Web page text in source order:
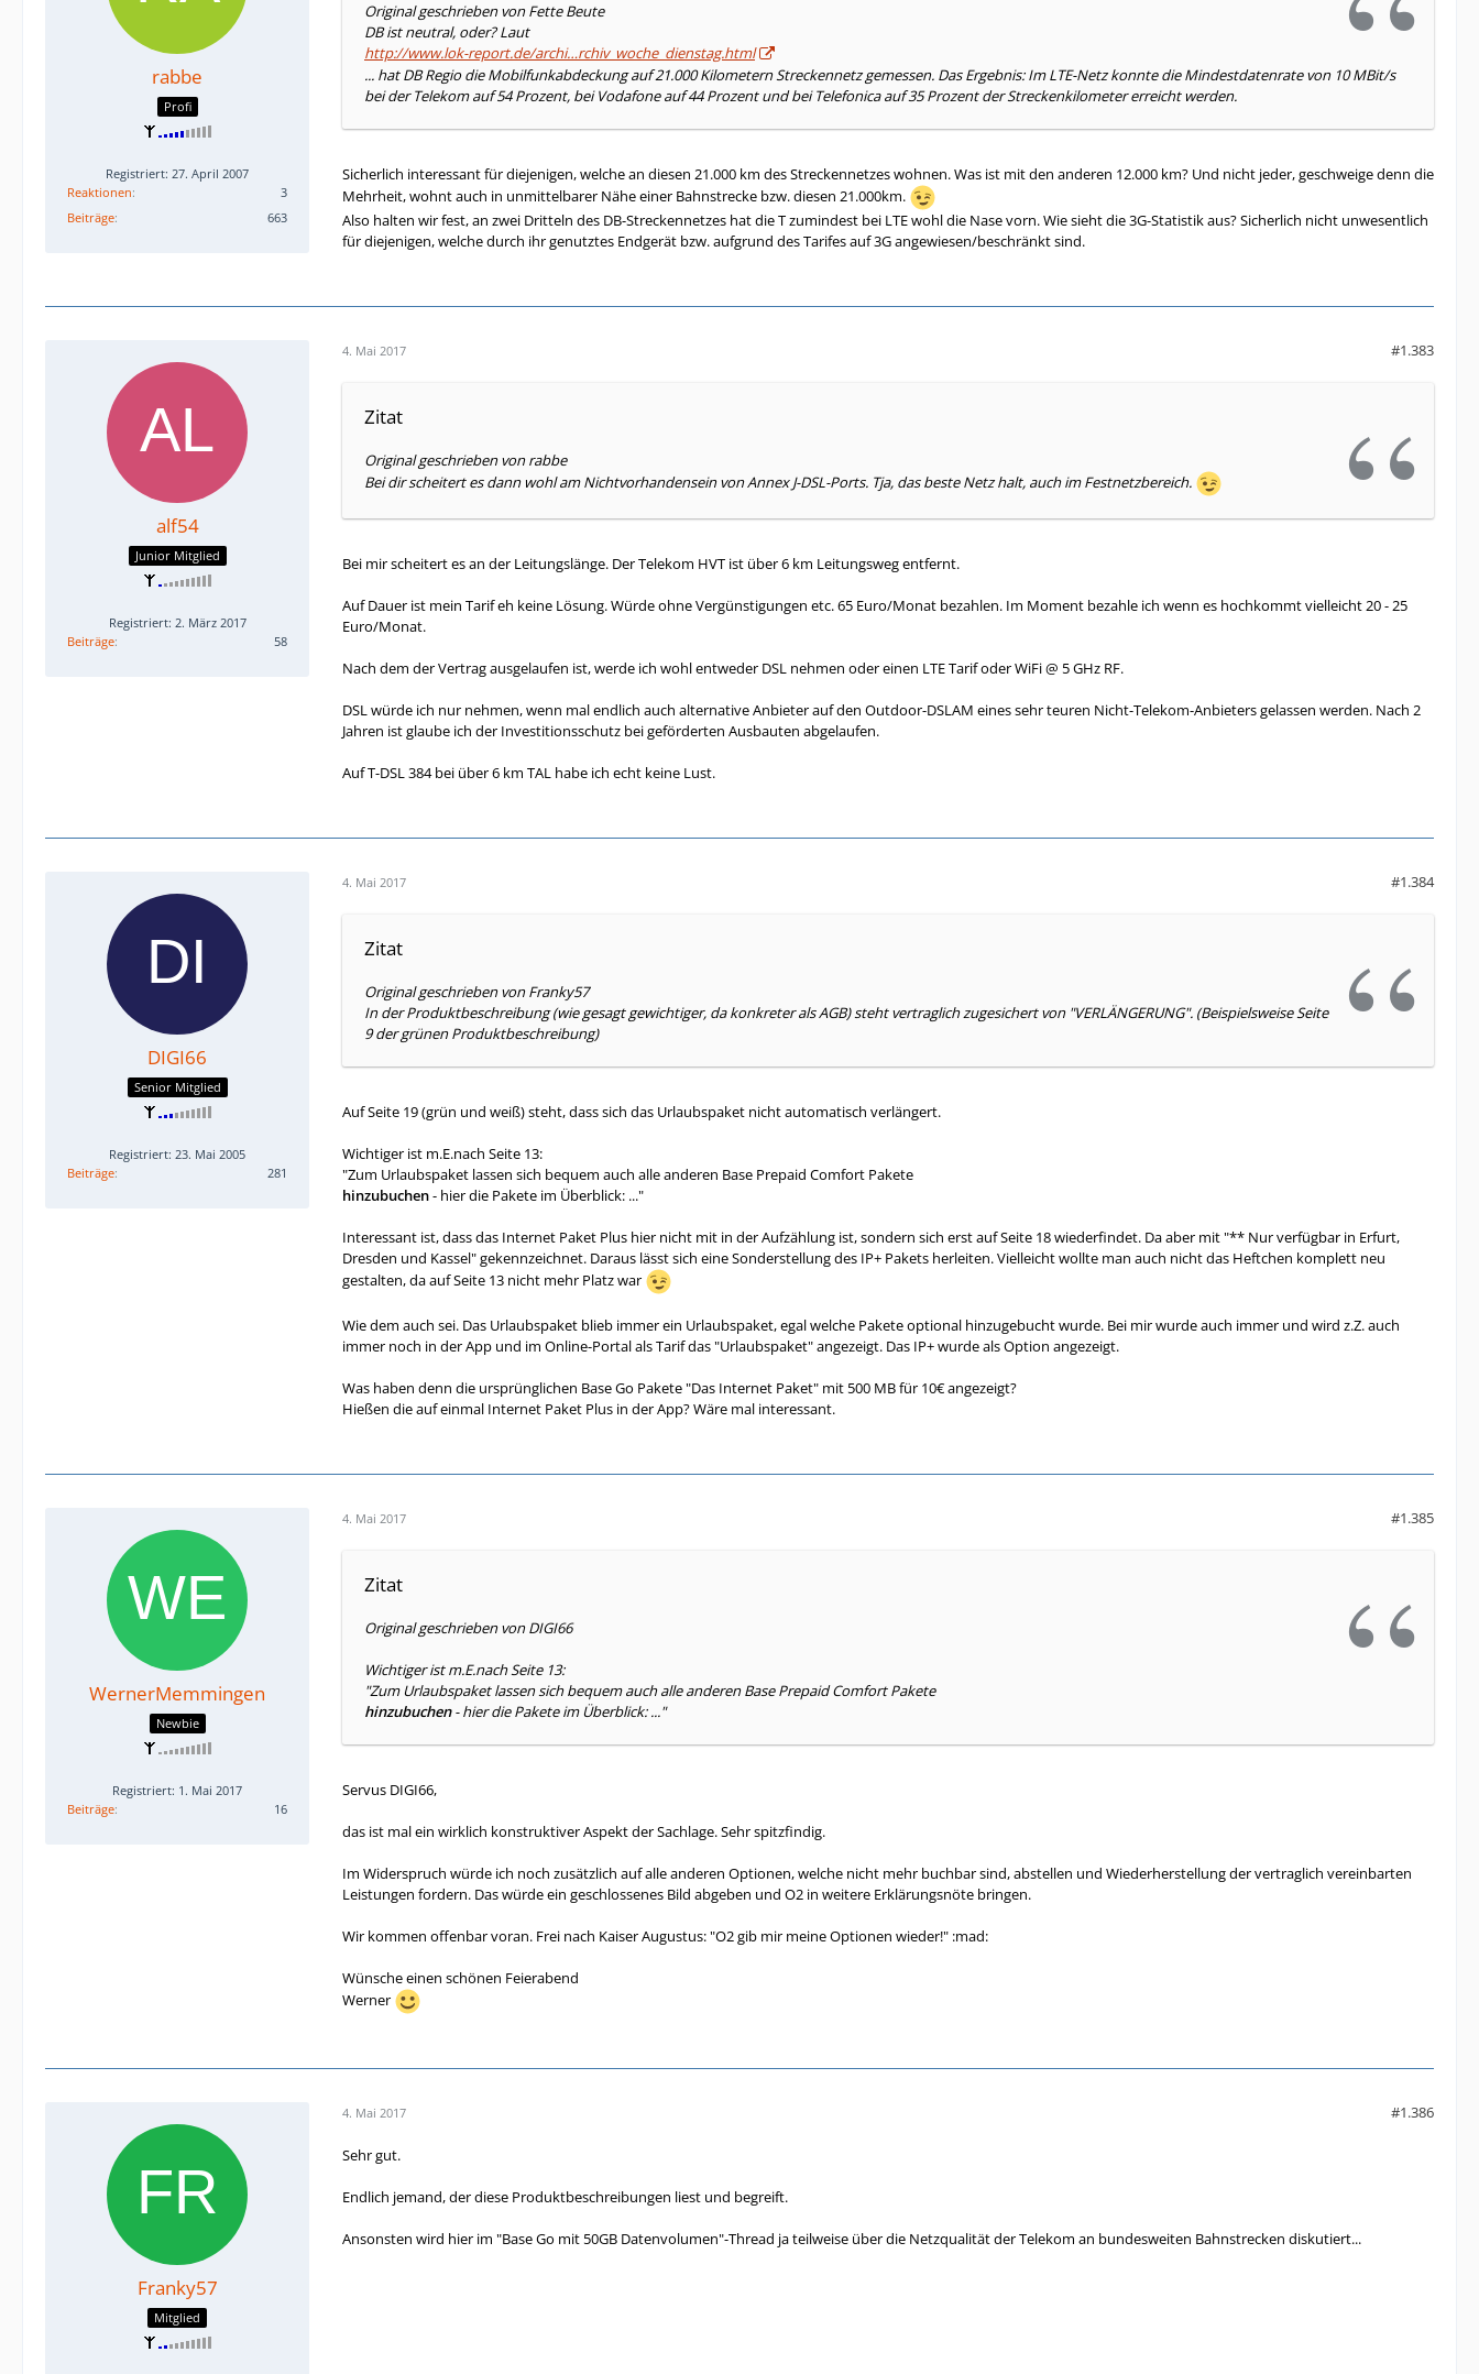
rabbe
Profi
Registriert: 27. April 2007
Reaktionen
3
Beiträge
663
Original geschrieben von Fette Beute
DB ist neutral, oder? Laut
http://www.lok-report.de/archi…rchiv_woche_dienstag.html
... hat DB Regio die Mobilfunkabdeckung auf 21.000 Kilometern Streckennetz gemessen. Das Ergebnis: Im LTE-Netz konnte die Mindestdatenrate von 10 MBit/s
bei der Telekom auf 54 Prozent, bei Vodafone auf 44 Prozent und bei Telefonica auf 35 Prozent der Streckenkilometer erreicht werden.
Sicherlich interessant für diejenigen, welche an diesen 21.000 km des Streckennetzes wohnen. Was ist mit den anderen 12.000 km? Und nicht jeder, geschweige denn die
Mehrheit, wohnt auch in unmittelbarer Nähe einer Bahnstrecke bzw. diesen 21.000km.
Also halten wir fest, an zwei Dritteln des DB-Streckennetzes hat die T zumindest bei LTE wohl die Nase vorn. Wie sieht die 3G-Statistik aus? Sicherlich nicht unwesentlich
für diejenigen, welche durch ihr genutztes Endgerät bzw. aufgrund des Tarifes auf 3G angewiesen/beschränkt sind.
alf54
Junior Mitglied
Registriert: 2. März 2017
Beiträge
58
4. Mai 2017 #1.383
Zitat
Original geschrieben von rabbe
Bei dir scheitert es dann wohl am Nichtvorhandensein von Annex J-DSL-Ports. Tja, das beste Netz halt, auch im Festnetzbereich.
Bei mir scheitert es an der Leitungslänge. Der Telekom HVT ist über 6 km Leitungsweg entfernt.
Auf Dauer ist mein Tarif eh keine Lösung. Würde ohne Vergünstigungen etc. 65 Euro/Monat bezahlen. Im Moment bezahle ich wenn es hochkommt vielleicht 20 - 25
Euro/Monat.
Nach dem der Vertrag ausgelaufen ist, werde ich wohl entweder DSL nehmen oder einen LTE Tarif oder WiFi @ 5 GHz RF.
DSL würde ich nur nehmen, wenn mal endlich auch alternative Anbieter auf den Outdoor-DSLAM eines sehr teuren Nicht-Telekom-Anbieters gelassen werden. Nach 2
Jahren ist glaube ich der Investitionsschutz bei geförderten Ausbauten abgelaufen.
Auf T-DSL 384 bei über 6 km TAL habe ich echt keine Lust.
DIGI66
Senior Mitglied
Registriert: 23. Mai 2005
Beiträge
281
4. Mai 2017 #1.384
Zitat
Original geschrieben von Franky57
In der Produktbeschreibung (wie gesagt gewichtiger, da konkreter als AGB) steht vertraglich zugesichert von "VERLÄNGERUNG". (Beispielsweise Seite
9 der grünen Produktbeschreibung)
Auf Seite 19 (grün und weiß) steht, dass sich das Urlaubspaket nicht automatisch verlängert.
Wichtiger ist m.E.nach Seite 13:
"Zum Urlaubspaket lassen sich bequem auch alle anderen Base Prepaid Comfort Pakete
hinzubuchen- hier die Pakete im Überblick: ..."
Interessant ist, dass das Internet Paket Plus hier nicht mit in der Aufzählung ist, sondern sich erst auf Seite 18 wiederfindet. Da aber mit "** Nur verfügbar in Erfurt,
Dresden und Kassel" gekennzeichnet. Daraus lässt sich eine Sonderstellung des IP+ Pakets herleiten. Vielleicht wollte man auch nicht das Heftchen komplett neu
gestalten, da auf Seite 13 nicht mehr Platz war
Wie dem auch sei. Das Urlaubspaket blieb immer ein Urlaubspaket, egal welche Pakete optional hinzugebucht wurde. Bei mir wurde auch immer und wird z.Z. auch
immer noch in der App und im Online-Portal als Tarif das "Urlaubspaket" angezeigt. Das IP+ wurde als Option angezeigt.
Was haben denn die ursprünglichen Base Go Pakete "Das Internet Paket" mit 500 MB für 10€ angezeigt?
Hießen die auf einmal Internet Paket Plus in der App? Wäre mal interessant.
WernerMemmingen
Newbie
Registriert: 1. Mai 2017
Beiträge
16
4. Mai 2017 #1.385
Zitat
Original geschrieben von DIGI66
Wichtiger ist m.E.nach Seite 13:
"Zum Urlaubspaket lassen sich bequem auch alle anderen Base Prepaid Comfort Pakete
hinzubuchen- hier die Pakete im Überblick: ..."
Servus DIGI66,
das ist mal ein wirklich konstruktiver Aspekt der Sachlage. Sehr spitzfindig.
Im Widerspruch würde ich noch zusätzlich auf alle anderen Optionen, welche nicht mehr buchbar sind, abstellen und Wiederherstellung der vertraglich vereinbarten
Leistungen fordern. Das würde ein geschlossenes Bild abgeben und O2 in weitere Erklärungsnöte bringen.
Wir kommen offenbar voran. Frei nach Kaiser Augustus: "O2 gib mir meine Optionen wieder!" :mad:
Wünsche einen schönen Feierabend
Werner
Franky57
Mitglied
4. Mai 2017 #1.386
Sehr gut.
Endlich jemand, der diese Produktbeschreibungen liest und begreift.
Ansonsten wird hier im "Base Go mit 50GB Datenvolumen"-Thread ja teilweise über die Netzqualität der Telekom an bundesweiten Bahnstrecken diskutiert...